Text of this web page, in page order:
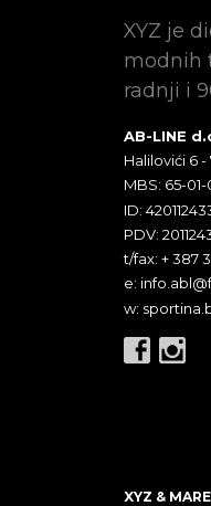
XYZ je
modnih
radnji i
AB-LINE
Halilovići 6 -
MBS: 65-01-
ID:
PDV:
t/fax: + 387
e:
w:
XYZ &